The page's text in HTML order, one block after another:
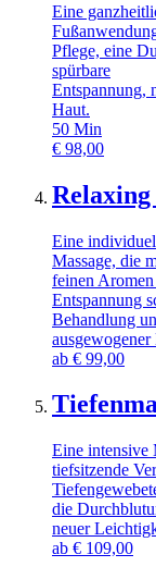
Eine
Pflege, eine
spürbare
Entspannung,
Haut.
50 Min
€ 98,00
Relaxing
Eine
Massage, die
feinen
Entspannung
Behandlung
ausgewogener
ab € 99,00
Eine intensive
tiefsitzende
die
neuer
ab € 109,00